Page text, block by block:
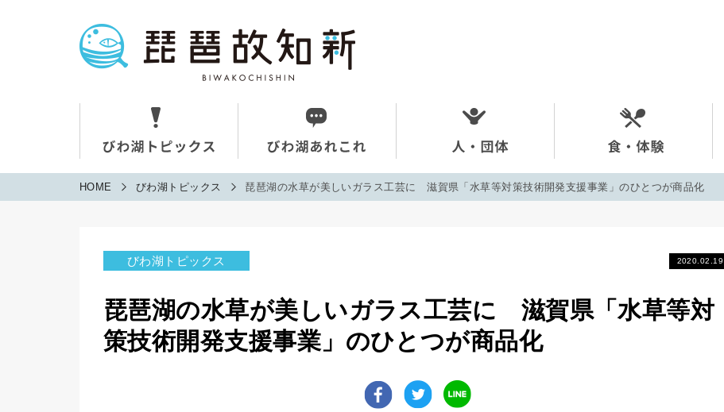
HOME びわ湖トピックス 琵琶湖の水草が美しいガラス工芸に 滋賀県「水草等対策技術開発支援事業」のひとつが商品化
びわ湖トピックス 2020.02.19
琵琶湖の水草が美しいガラス工芸に 滋賀県「水草等対
策技術開発支援事業」のひとつが商品化